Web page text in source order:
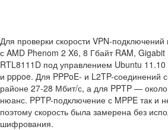
Для проверки скорости VPN-
с AMD Phenom 2 X6, 8 Гбайт RAM,
RTL8111D под управлением Ubuntu
и pppoe. Для PPPoE- и L2TP-соединений
районе 27-28 Мбит/с, а для PPTP —
нюанс. PPTP-подключение с MPPE так и
поэтому скорость была замерена без
шифрования.